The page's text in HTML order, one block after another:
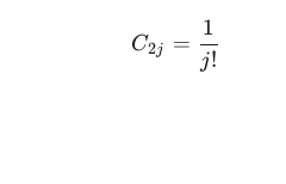
C2j =
j!
1